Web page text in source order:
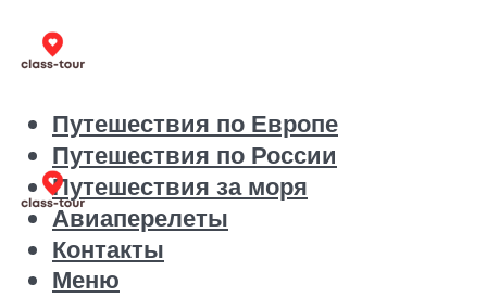
Путешествия по Европе
Путешествия по России
Путешествия за моря
Авиаперелеты
Контакты
Меню